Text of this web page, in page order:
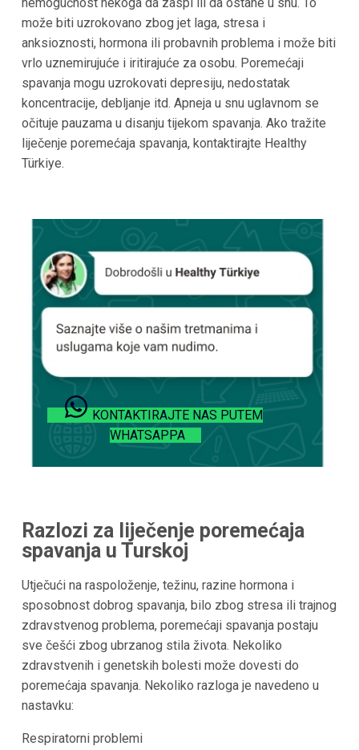
nemogućnost nekoga da zaspi ili da ostane u snu. To
može biti uzrokovano zbog jet laga, stresa i
anksioznosti, hormona ili probavnih problema i može biti
vrlo uznemirujuće i iritirajuće za osobu. Poremećaji
spavanja mogu uzrokovati depresiju, nedostatak
koncentracije, debljanje itd. Apneja u snu uglavnom se
očituje pauzama u disanju tijekom spavanja. Ako tražite
liječenje poremećaja spavanja, kontaktirajte Healthy
Türkiye.
KONTAKTIRAJTE NAS PUTEM
WHATSAPPA
Razlozi za liječenje poremećaja
spavanja u Turskoj
Utječući na raspoloženje, težinu, razine hormona i
sposobnost dobrog spavanja, bilo zbog stresa ili trajnog
zdravstvenog problema, poremećaji spavanja postaju
sve češći zbog ubrzanog stila života. Nekoliko
zdravstvenih i genetskih bolesti može dovesti do
poremećaja spavanja. Nekoliko razloga je navedeno u
nastavku:
Respiratorni problemi